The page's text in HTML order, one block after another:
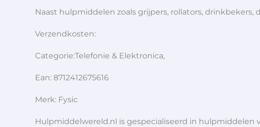
Naast hulpmiddelen zoals grijpers, rollators,
Verzendkosten:
Categorie:Telefonie & Elektronica,
Ean: 8712412675616
Merk: Fysic
Hulpmiddelwereld.nl is gespecialiseerd in